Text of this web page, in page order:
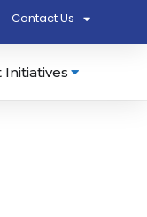
Contact Us